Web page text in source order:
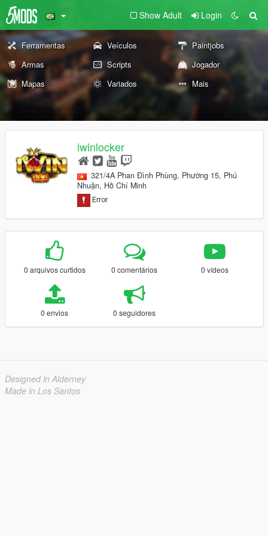
Show Adult Login
Ferramentas Veículos
Paintjobs
Armas
Scripts
Jogador
Mapas
Variados Mais
iwinlocker
321/4A Phan Đình Phùng, Phường 15, Phú
Nhuận, Hồ Chí Minh
0 arquivos curtidos 0 comentários 0 vídeos
0 envios 0 seguidores
Designed in Alderney
Made in Los Santos